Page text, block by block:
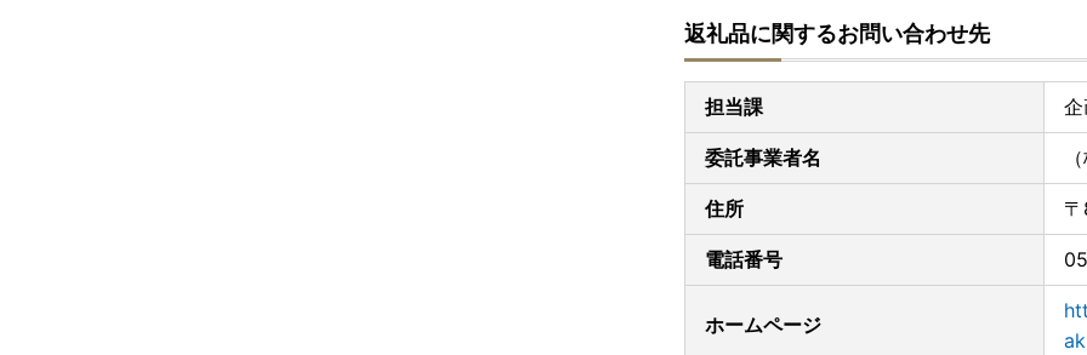
●ワンストップ申請書に記載されている情報を修
→ ワンストップ申請書の変更部分を二重線で
です）
→ 12月20日（土）以降は、クレジットカード
●福智町ふるさと納税に関するお問い合わせ先
ご連絡くださいませ。
TEL：050-3172-9450 （受付時間 9：00～
返礼品に関するお問い合わせ先
担当課
委託事業者名
住所
電話番号
ホームページ